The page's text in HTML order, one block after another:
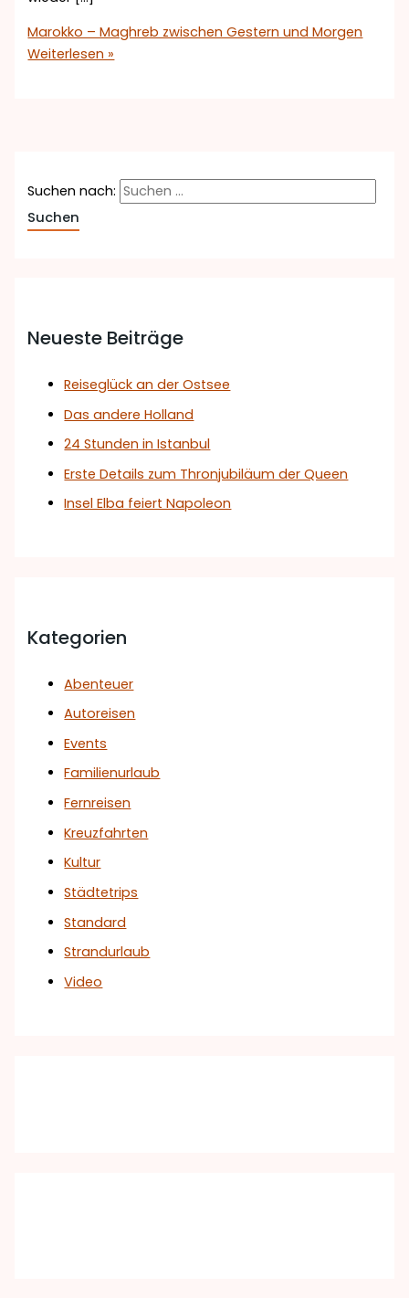
Marokko – Maghreb zwischen Gestern und Morgen
Weiterlesen »
Suchen nach:
Neueste Beiträge
Reiseglück an der Ostsee
Das andere Holland
24 Stunden in Istanbul
Erste Details zum Thronjubiläum der Queen
Insel Elba feiert Napoleon
Kategorien
Abenteuer
Autoreisen
Events
Familienurlaub
Fernreisen
Kreuzfahrten
Kultur
Städtetrips
Standard
Strandurlaub
Video